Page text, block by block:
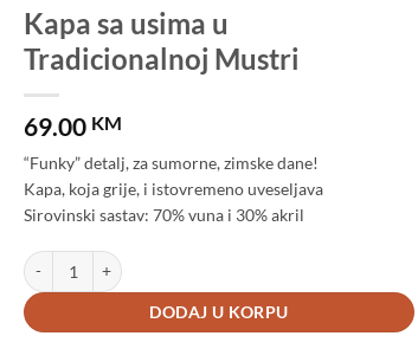
Kapa sa usima u
Tradicionalnoj Mustri
69.00 KM
“Funky” detalj, za sumorne, zimske dane!
Kapa, koja grije, i istovremeno uveseljava
Sirovinski sastav: 70% vuna i 30% akril
Kapa sa usima u Tradicionalnoj Mustri količina
DODAJ U KORPU